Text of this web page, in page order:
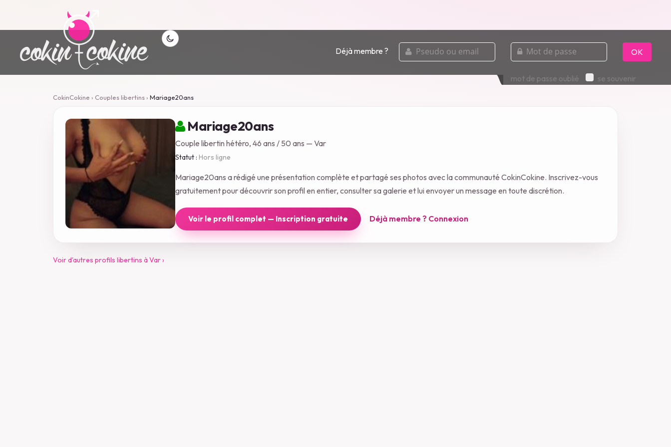
Déjà membre ?
pseudo
ou
email
mot
de
passe
OK
mot de passe oublié se souvenir
CokinCokine › Couples libertins› Mariage20ans
Mariage20ans
Couple libertin hétéro, 46 ans / 50 ans — Var
Statut : Hors ligne
Mariage20ans a rédigé une présentation complète et partagé ses photos avec la communauté CokinCokine. Inscrivez-vous
gratuitement pour découvrir son profil en entier, consulter sa galerie et lui envoyer un message en toute discrétion.
Voir le profil complet — Inscription gratuite Déjà membre ? Connexion
Voir d'autres profils libertins à Var ›